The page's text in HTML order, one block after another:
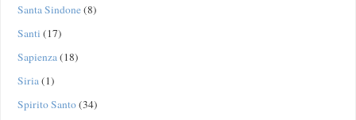
Santa Sindone(8)
Santi (17)
Sapienza(18)
Siria(1)
Spirito Santo(34)